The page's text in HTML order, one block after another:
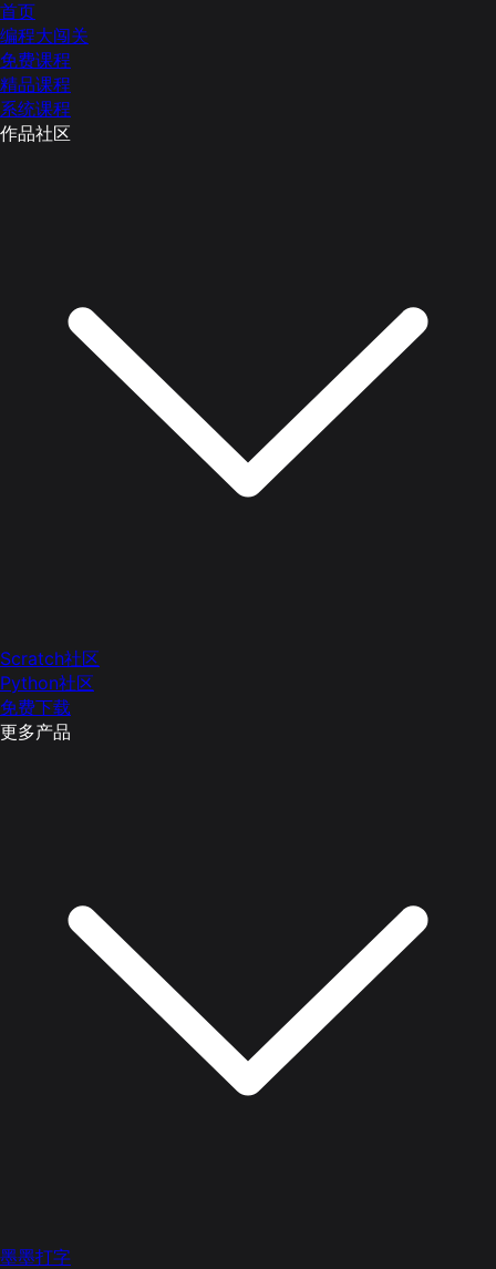
首页
编程大闯关
免费课程
精品课程
系统课程
作品社区
Scratch社区
Python社区
免费下载
更多产品
墨墨打字